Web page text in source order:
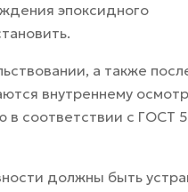
эпоксидного
а также
внутреннему
в соответствии с ГОСТ
должны быть